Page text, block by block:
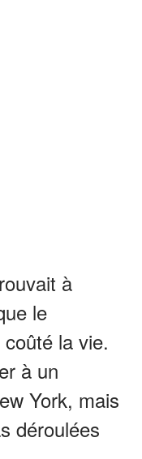
à
le
la vie.
à un
York, mais
déroulées